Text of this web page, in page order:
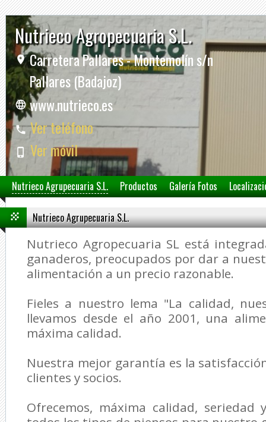
Nutrieco Agropecuaria S.L.
Carretera Pallares - Montemolín s/n
Pallares (Badajoz)
www.nutrieco.es
Ver teléfono
Ver móvil
Nutrieco Agrupecuaria S.L. Productos Galería Fotos
Nutrieco Agrupecuaria S.L.
Nutrieco Agropecuaria SL está
ganaderos, preocupados por dar a
alimentación a un precio razonable.
Fieles a nuestro lema "La calidad,
llevamos desde el año 2001, una
máxima calidad.
Nuestra mejor garantía es la
clientes y socios.
Ofrecemos, máxima calidad, seriedad